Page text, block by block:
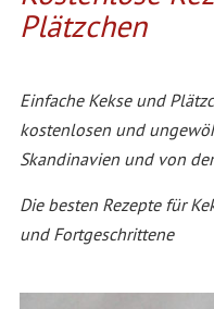
Plätzchen
Einfache Kekse und
kostenlosen und
Skandinavien und von
Die besten Rezepte für
und Fortgeschrittene